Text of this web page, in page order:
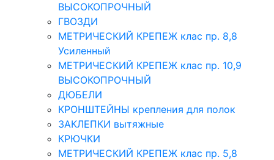
ВЫСОКОПРОЧНЫЙ
ГВОЗДИ
МЕТРИЧЕСКИЙ КРЕПЕЖ клас пр. 8,8
Усиленный
МЕТРИЧЕСКИЙ КРЕПЕЖ клас пр. 10,9
ВЫСОКОПРОЧНЫЙ
ДЮБЕЛИ
КРОНШТЕЙНЫ крепления для полок
ЗАКЛЕПКИ вытяжные
КРЮЧКИ
МЕТРИЧЕСКИЙ КРЕПЕЖ клас пр. 5,8